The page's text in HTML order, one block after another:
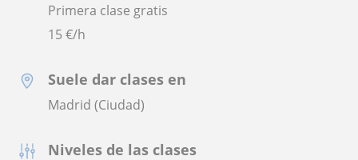
Primera clase gratis
15€/h
Suele dar clases en
Madrid (Ciudad)
Niveles de las clases